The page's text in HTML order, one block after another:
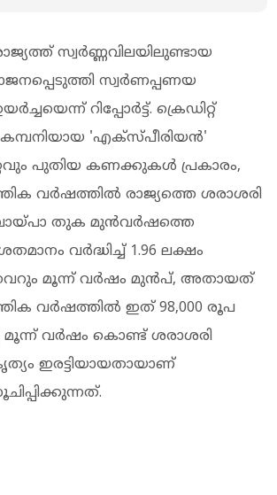
സ്വർണ്ണവിലയിലുണ്ടായ
സ്വർണപ്പണയ
റിപ്പോർട്ട്. ക്രെഡിറ്റ്
'എക്സ്പീരിയൻ'
പുതിയ കണക്കുകൾ പ്രകാരം,
വർഷത്തിൽ രാജ്യത്തെ ശരാശരി
തുക മുൻവർഷത്തെ
വർദ്ധിച്ച് 1.96 ലക്ഷം
വെറും മൂന്ന് വർഷം മുൻപ്, അതായത്
വർഷത്തിൽ ഇത് 98,000 രൂപ
മൂന്ന് വർഷം കൊണ്ട് ശരാശരി
ഇരട്ടിയായതായാണ്